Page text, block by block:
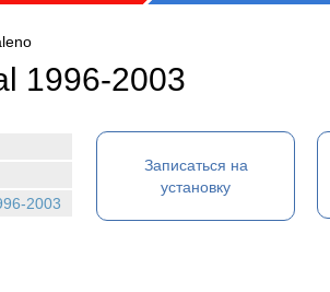
1996-2003
2003
Записаться на
установку